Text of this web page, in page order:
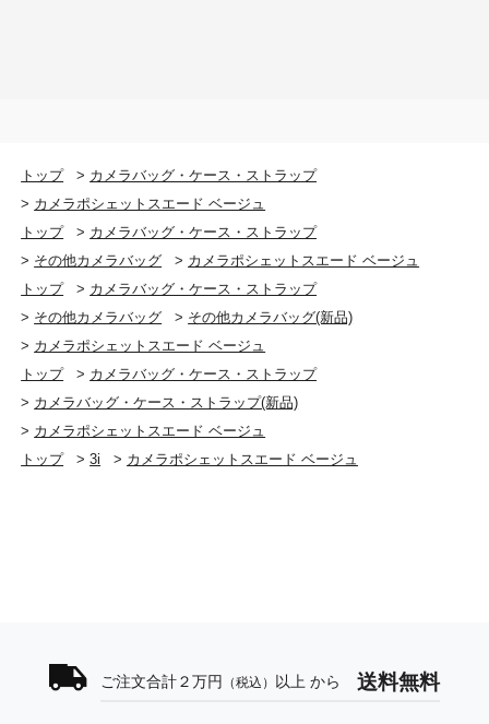
トップ > カメラバッグ・ケース・ストラップ
> カメラポシェットスエード ベージュ
トップ
> カメラバッグ・ケース・ストラップ
> その他カメラバッグ > カメラポシェットスエード ベージュ
トップ
> カメラバッグ・ケース・ストラップ
> その他カメラバッグ > その他カメラバッグ(新品)
> カメラポシェットスエード ベージュ
トップ
> カメラバッグ・ケース・ストラップ
> カメラバッグ・ケース・ストラップ(新品)
> カメラポシェットスエード ベージュ
トップ
>3i > カメラポシェットスエード ベージュ
ご注文合計２万円 （税込） 以上 から 送料無料